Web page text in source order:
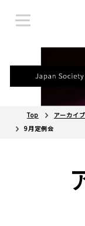
Top アーカイブ
9月定例会